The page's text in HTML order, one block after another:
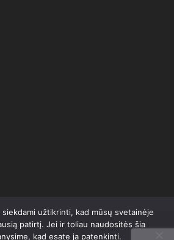
siekdami užtikrinti, kad mūsų svetainėje
patirtį. Jei ir toliau naudositės šia
kad esate ja patenkinti.